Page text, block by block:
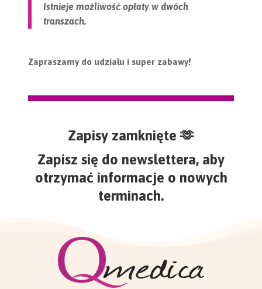
Istnieje możliwość opłaty w dwóch
transzach.
Zapraszamy do udziału i super zabawy!
Zapisy zamknięte 🫶
Zapisz się do newslettera, aby
otrzymać informacje o nowych
terminach.